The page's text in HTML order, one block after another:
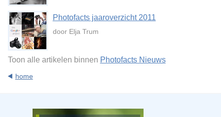
Photofacts jaaroverzicht 2011
door Elja Trum
Toon alle artikelen binnen Photofacts Nieuws
home